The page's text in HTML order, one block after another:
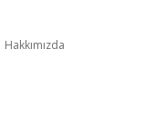
Hakkımızda